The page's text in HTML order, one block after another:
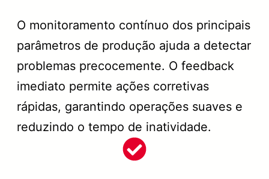
O monitoramento contínuo dos principais
parâmetros de produção ajuda a detectar
problemas precocemente. O feedback
imediato permite ações corretivas
rápidas, garantindo operações suaves e
reduzindo o tempo de inatividade.